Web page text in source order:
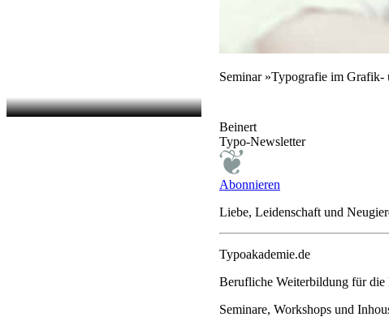
Seminar »Typografie im
Beinert
Typo-Newsletter
Abonnieren
Liebe, Leidenschaft und
Typoakademie.de
Berufliche Weiterbildung für die
Seminare, Workshops und